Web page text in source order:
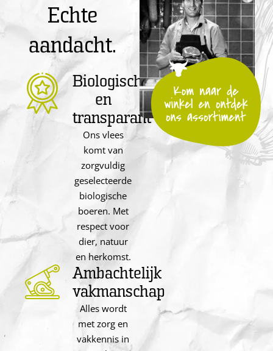
Echte
aandacht.
Biologisch
en
transparant
Ons vlees
komt van
zorgvuldig
geselecteerde
biologische
boeren. Met
respect voor
dier, natuur
en herkomst.
Ambachtelijk
vakmanschap
Alles wordt
met zorg en
vakkennis in